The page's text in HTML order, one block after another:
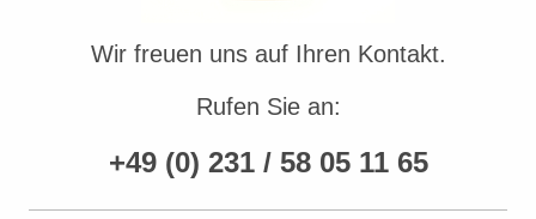
Wir freuen uns auf Ihren Kontakt.
Rufen Sie an:
+49 (0) 231 / 58 05 11 65